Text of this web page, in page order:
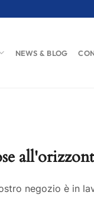
NEWS & BLOG
negozio è in